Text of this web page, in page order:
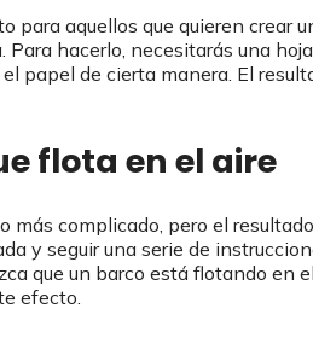
para aquellos que quieren crear
Para hacerlo, necesitarás una
papel de cierta manera. El
flota en el aire
más complicado, pero el
y seguir una serie de
que un barco está flotando en
efecto.